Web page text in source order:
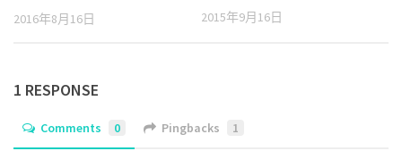
2016年8月16日 2015年9月16日
1 RESPONSE
Comments 0 Pingbacks 1